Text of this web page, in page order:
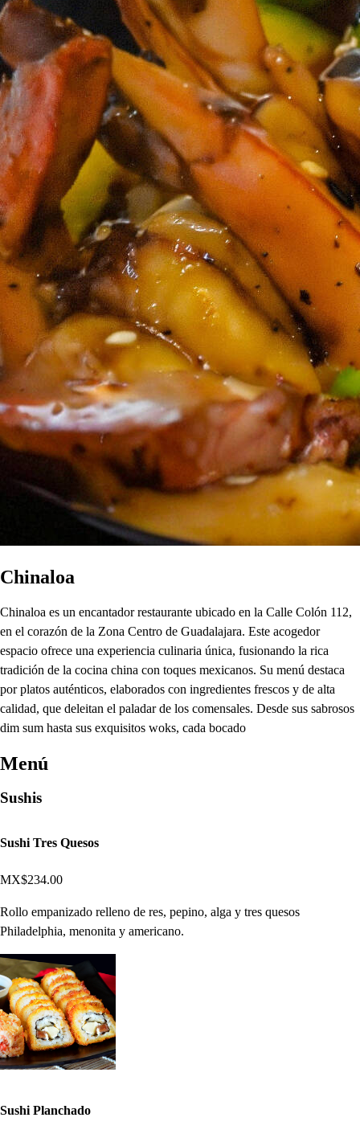
Chinaloa
Chinaloa es un encantador restaurante ubicado en la Calle Colón 112,
en el corazón de la Zona Centro de Guadalajara. Este acogedor
espacio ofrece una experiencia culinaria única, fusionando la rica
tradición de la cocina china con toques mexicanos. Su menú destaca
por platos auténticos, elaborados con ingredientes frescos y de alta
calidad, que deleitan el paladar de los comensales. Desde sus sabrosos
dim sum hasta sus exquisitos woks, cada bocado
Menú
Sushis
Sushi Tres Quesos
MX$234.00
Rollo empanizado relleno de res, pepino, alga y tres quesos
Philadelphia, menonita y americano.
Sushi Planchado